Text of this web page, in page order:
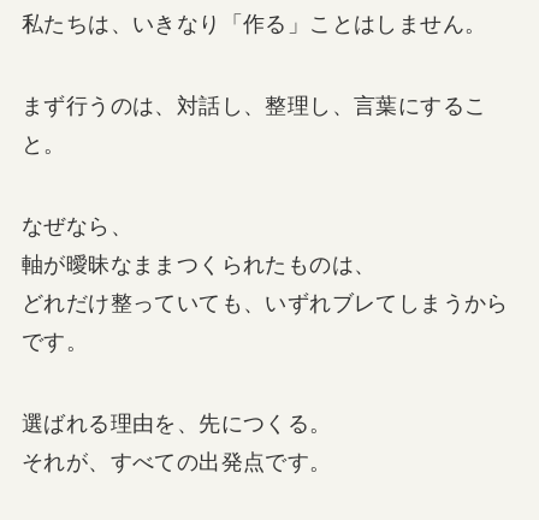
私たちは、いきなり「作る」ことはしません。
まず行うのは、対話し、整理し、言葉にするこ
と。
なぜなら、
軸が曖昧なままつくられたものは、
どれだけ整っていても、いずれブレてしまうから
です。
選ばれる理由を、先につくる。
それが、すべての出発点です。